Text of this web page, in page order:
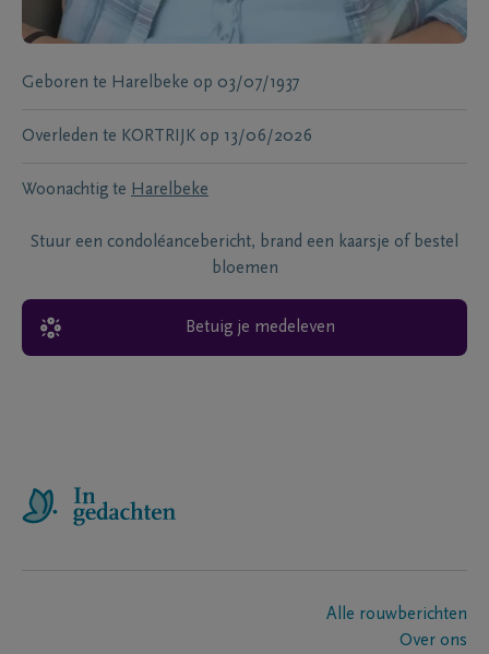
Geboren te Harelbeke op 03/07/1937
Overleden te KORTRIJK op 13/06/2026
Woonachtig te Harelbeke
Stuur een condoléancebericht, brand een kaarsje of bestel
bloemen
Betuig je medeleven
Alle rouwberichten
Over ons